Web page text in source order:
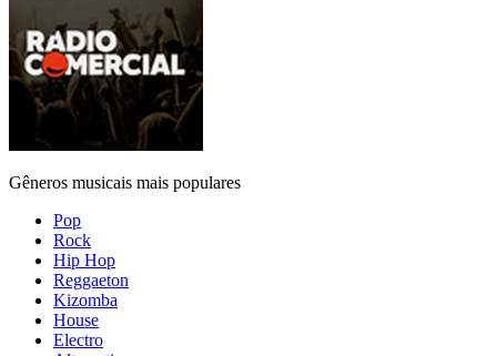
Gêneros musicais mais populares
Pop
Rock
Hip Hop
Reggaeton
Kizomba
House
Electro